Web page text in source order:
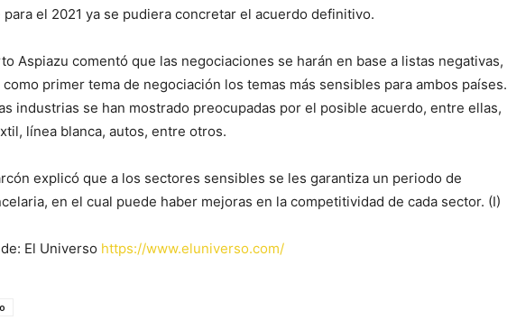
el 2021 ya se pudiera concretar el acuerdo definitivo.
Aspiazu comentó que las negociaciones se harán en base a listas negativas,
primer tema de negociación los temas más sensibles para ambos países.
industrias se han mostrado preocupadas por el posible acuerdo, entre ellas,
línea blanca, autos, entre otros.
explicó que a los sectores sensibles se les garantiza un periodo de
en el cual puede haber mejoras en la competitividad de cada sector. (I)
El Universo https://www.eluniverso.com/